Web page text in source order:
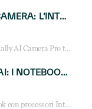
LOGITECH RALLY AI CAMERA: L’INTELLIGENZA ARTIFICIALE ENTRA NELLE SALE RIUNIONI DI NUOVA GENERAZIONE
Logitech Rally AI Camera e Rally AI Camera Pro trasformano gli spazi di collaborazione con AI, inquadratura intelligente, multi-camera e gestione avanzata dei meeting ibridi.
HP ELITEBOOK CON AI: I NOTEBOOK BUSINESS INTELLIGENTI CHE TRASFORMANO PRODUTTIVITÀ, SICUREZZA E LAVORO IBRIDO
Scopri la gamma HP EliteBook con processori Intel® Core™ Ultra e AMD Ryzen™ AI. Notebook business progettati per aumentare la produttività, migliorare la collaborazione e garantire sicurezza avanzata in ufficio e in mobilità.